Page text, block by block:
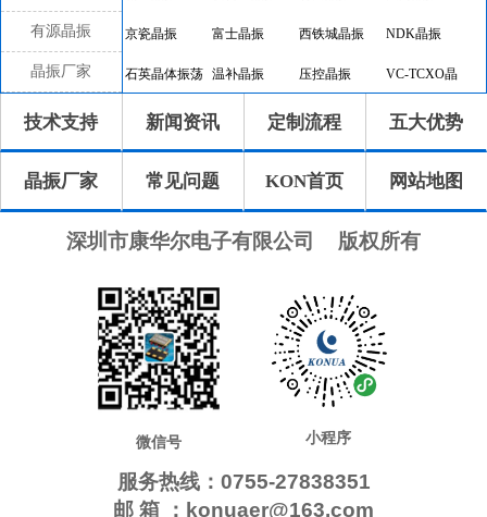
有源晶振
晶振厂家
京瓷晶振 富士晶振 西铁城晶振 NDK晶振
石英晶体振荡 温补晶振 压控晶振 VC-TCXO晶
振
差分晶振 32.768K有源
晶振
恒温晶振 8045晶振
7050晶振 6035晶振 5032晶振 3225晶振
7.0x1.5晶振 5.0x1.8晶振 4.1x1.5晶振 3.2x1.5晶振
瑞康晶振 康纳温菲尔德 高利奇晶振
AbraconCrystal 维管晶振 ECScrystal晶
振
日蚀晶振
拉隆晶振 格林雷晶振 SiTimeCrystal
Pletronics晶振 MERCURY晶
振
AEL晶振 Cardinal晶振 Crystek晶振
技术支持 新闻资讯 定制流程 五大优势
晶振厂家 常见问题 KON首页 网站地图
深圳市康华尔电子有限公司 版权所有
微信号 小程序
服务热线：0755-27838351
邮 箱 ：konuaer@163.com